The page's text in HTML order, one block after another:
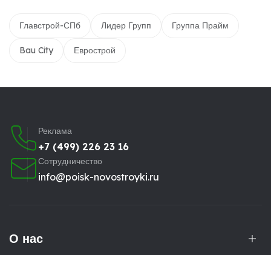
Главстрой-СПб Лидер Групп Группа Прайм
Bau City Еврострой
Реклама
+7 (499) 226 23 16
Сотрудничество
info@poisk-novostroyki.ru
О нас